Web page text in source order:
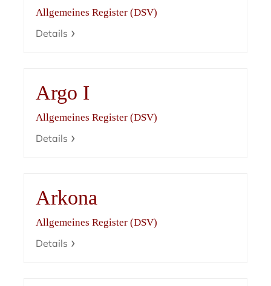
Allgemeines Register (DSV)
Details
Argo I
Allgemeines Register (DSV)
Details
Arkona
Allgemeines Register (DSV)
Details